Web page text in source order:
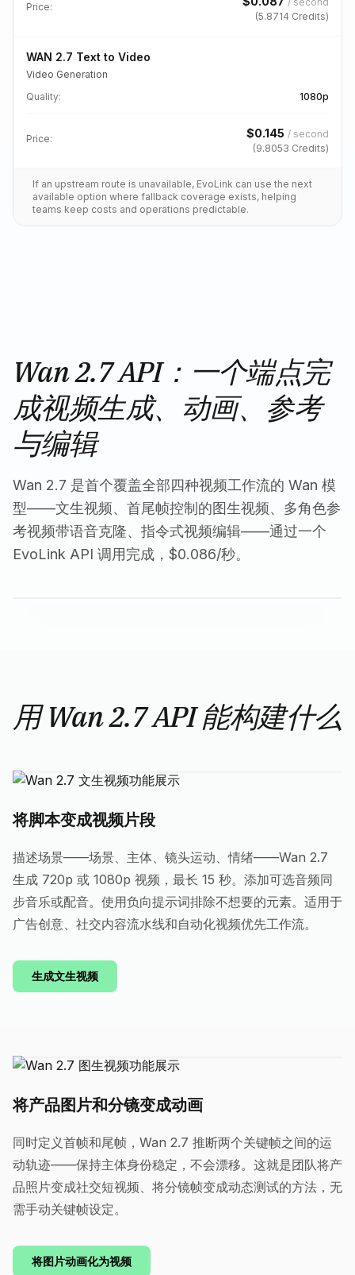
Wan 2.7 API：一个端点完
成视频生成、动画、参考
与编辑
Wan 2.7 是首个覆盖全部四种视频工作流的 Wan 模
型——文生视频、首尾帧控制的图生视频、多角色参
考视频带语音克隆、指令式视频编辑——通过一个
EvoLink API 调用完成，$0.086/秒。
Price:
(5.8714 Credits)
WAN 2.7 Text to Video
Video Generation
Quality: 1080p
Price: $0.145 / second
(9.8053 Credits)
If an upstream route is unavailable, EvoLink can use the next
available option where fallback coverage exists, helping
teams keep costs and operations predictable.
用 Wan 2.7 API 能构建什么
将脚本变成视频片段
描述场景——场景、主体、镜头运动、情绪——Wan 2.7
生成 720p 或 1080p 视频，最长 15 秒。添加可选音频同
步音乐或配音。使用负向提示词排除不想要的元素。适用于
广告创意、社交内容流水线和自动化视频优先工作流。
生成文生视频
将产品图片和分镜变成动画
同时定义首帧和尾帧，Wan 2.7 推断两个关键帧之间的运
动轨迹——保持主体身份稳定，不会漂移。这就是团队将产
品照片变成社交短视频、将分镜帧变成动态测试的方法，无
需手动关键帧设定。
将图片动画化为视频